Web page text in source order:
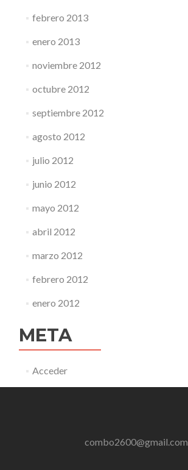
febrero 2013
enero 2013
noviembre 2012
octubre 2012
septiembre 2012
agosto 2012
julio 2012
junio 2012
mayo 2012
abril 2012
marzo 2012
febrero 2012
enero 2012
META
Acceder
combo2600@gmail.com